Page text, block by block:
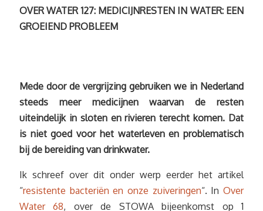
OVER WATER 127: MEDICIJNRESTEN IN WATER: EEN
GROEIEND PROBLEEM
Mede door de vergrijzing gebruiken we in Nederland
steeds meer medicijnen waarvan de resten
uiteindelijk in sloten en rivieren terecht komen. Dat
is niet goed voor het waterleven en problematisch
bij de bereiding van drinkwater.
Ik schreef over dit onder werp eerder het artikel
“resistente bacteriën en onze zuiveringen“. InOver
Water 68, over de STOWA bijeenkomst op 1